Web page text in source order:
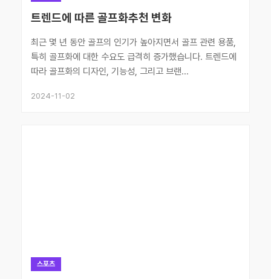
트렌드에 따른 골프화추천 변화
최근 몇 년 동안 골프의 인기가 높아지면서 골프 관련 용품,
특히 골프화에 대한 수요도 급격히 증가했습니다. 트렌드에
따라 골프화의 디자인, 기능성, 그리고 브랜...
2024-11-02
스포츠